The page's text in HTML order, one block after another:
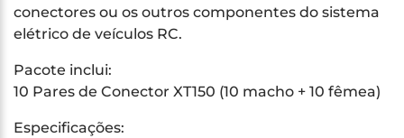
conectores ou os outros componentes do sistema
elétrico de veículos RC.
Pacote inclui:
10 Pares de Conector XT150 (10 macho + 10 fêmea)
Especificações: